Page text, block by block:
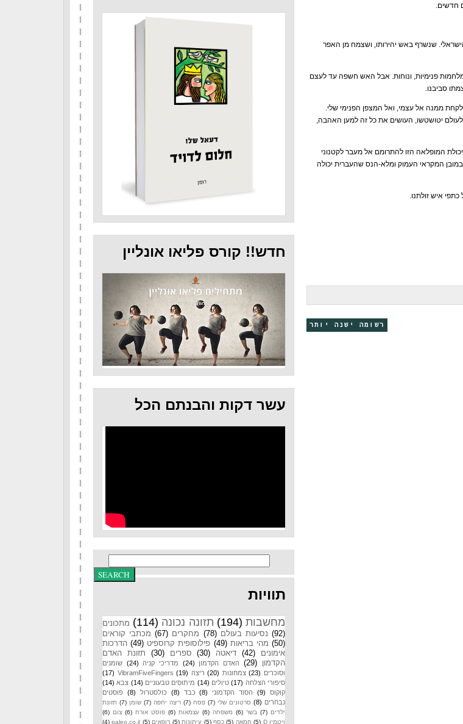
חדשים.
שנשרף באש יהירותו, ושצמח מן האפר
פנימיות, ונוחות. אבל האש חשפה עד לעצם
סביבנו.
ממנה אל עצמי, ואל המצפן הפנימי שלי.
יטושטשו, העושים את כל זה למען האהבה,
המופלאה הזו להתרומם אל מעבר לקטנוני
המקראי העמוק ומלא-הנס שהעברית יכולה
איש זולתנו.
רשומה ישנה יותר
חדש!! קורס פליאו אונליין
עשר דקות והבנתם הכל
תוויות
מחשבות (194) תזונה נכונה (114) מתכונים
(92) נסיעות בעולם (78) מחקרים (67) מכתבי קוראים
(50) מהי בריאות (49) פילוסופית קרוספיט (49) הדרכות
אימונים
(42) דיאטה (30) ספרים (30)
תזונת האדם
הקדמון (29) האדם הקדמון (24) מדריכי קניה (24) שומנים
וסוכרים (23) צמחונות (20) ריצה (19)
VibramFiveFingers
(17)
סיפורי הצלחה (17) טיולים (14) מיתוסים טבעוניים (14) צבא (14)
קוקוס
(9) הסוד הקדמוני (8) כבד (8) כולסטרול (8)
פוסטים
נבחרים (8) סרטונים שלי (7) פסח (7) ריצה יחפה (7) שומן (7) תזונת
ילדים (7) בשר (6) משפחה (6) עצמאות (6) פוסט אורח (6) צום (6)
ויטמין D
(5) חמאה (5) כסף (5) עיתונות (5) רופאים (5)
paleo.co.il
(4)